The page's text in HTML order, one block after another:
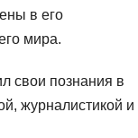
в его
мира.
свои познания в
журналистикой и